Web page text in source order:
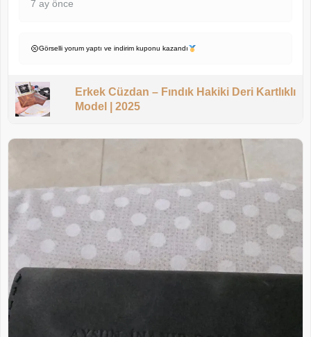
7 ay önce
Görselli yorum yaptı ve indirim kuponu kazandı
Erkek Cüzdan – Fındık Hakiki Deri Kartlıklı
Model | 2025